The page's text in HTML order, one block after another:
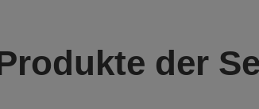
der